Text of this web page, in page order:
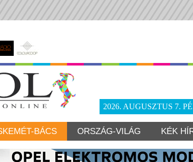
2026. AUGUSZTUS 7.
BÁCS ORSZÁG-VILÁG KÉK